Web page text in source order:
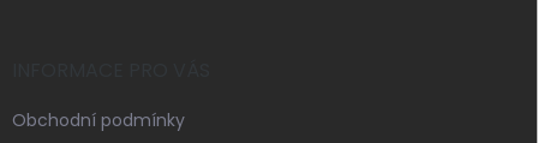
Obchodní podmínky